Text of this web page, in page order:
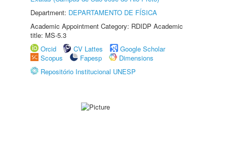
Department: DEPARTAMENTO DE FÍSICA
Academic Appointment Category: RDIDP Academic
title: MS-5.3
Orcid
CV Lattes
Google Scholar
Scopus
Fapesp
Dimensions
Repositório Institucional UNESP